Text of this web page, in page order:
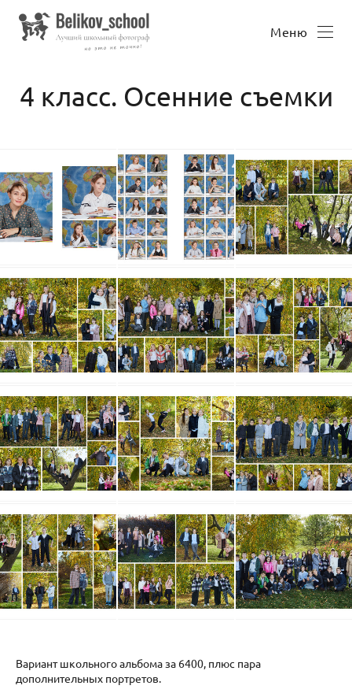
Меню
4 класс. Осенние съемки
Вариант школьного альбома за 6400, плюс пара
дополнительных портретов.